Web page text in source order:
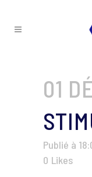
01
Publié à
0 Likes